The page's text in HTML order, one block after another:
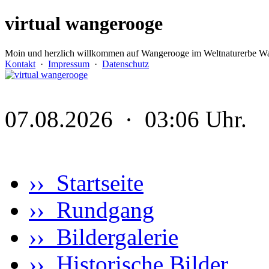
virtual wangerooge
Moin und herzlich willkommen auf Wangerooge im Weltnaturerbe
Kontakt · Impressum · Datenschutz
07.08.2026 · 03:06 Uhr.
›› Startseite
›› Rundgang
›› Bildergalerie